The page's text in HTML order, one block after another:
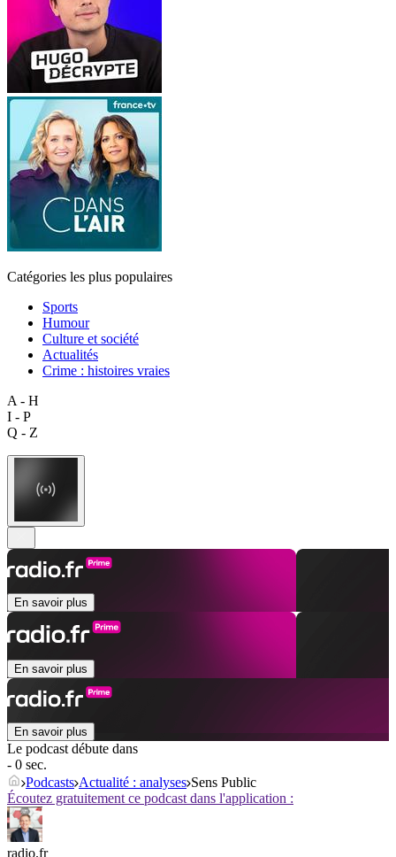
Catégories les plus populaires
Sports
Humour
Culture et société
Actualités
Crime : histoires vraies
A - H
I - P
Q - Z
En savoir plus
En savoir plus
En savoir plus
Le podcast débute dans
- 0 sec.
Podcasts Actualité : analyses Sens Public
Écoutez gratuitement ce podcast dans l'application :
radio.fr